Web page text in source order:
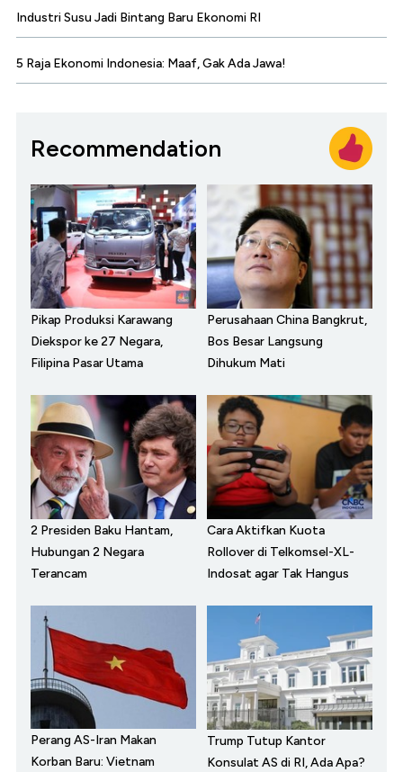
Industri Susu Jadi Bintang Baru Ekonomi RI
5 Raja Ekonomi Indonesia: Maaf, Gak Ada Jawa!
Recommendation
Pikap Produksi Karawang
Diekspor ke 27 Negara,
Filipina Pasar Utama
Perusahaan China Bangkrut,
Bos Besar Langsung
Dihukum Mati
2 Presiden Baku Hantam,
Hubungan 2 Negara
Terancam
Cara Aktifkan Kuota
Rollover di Telkomsel-XL-
Indosat agar Tak Hangus
Perang AS-Iran Makan
Korban Baru: Vietnam
Trump Tutup Kantor
Konsulat AS di RI, Ada Apa?